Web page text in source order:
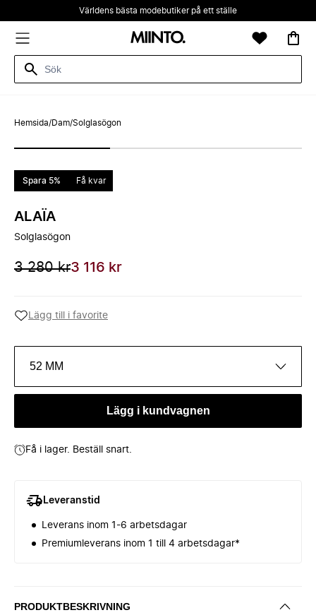
Världens bästa modebutiker på ett ställe
Hemsida/Dam/Solglasögon
Spara 5% Få kvar
ALAÏA
Solglasögon
3 280 kr3 116 kr
Lägg till i favorite
52 MM
Lägg i kundvagnen
Få i lager. Beställ snart.
Leveranstid
Leverans inom 1-6 arbetsdagar
Premiumleverans inom 1 till 4 arbetsdagar*
PRODUKTBESKRIVNING